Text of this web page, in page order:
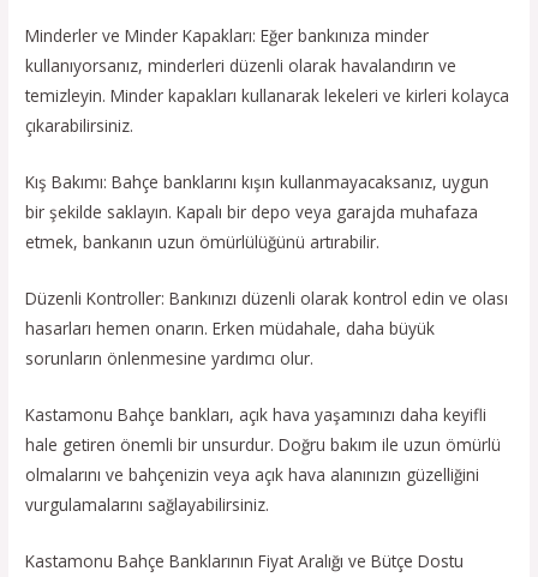
Minderler ve Minder Kapakları: Eğer bankınıza minder
kullanıyorsanız, minderleri düzenli olarak havalandırın ve
temizleyin. Minder kapakları kullanarak lekeleri ve kirleri kolayca
çıkarabilirsiniz.
Kış Bakımı: Bahçe banklarını kışın kullanmayacaksanız, uygun
bir şekilde saklayın. Kapalı bir depo veya garajda muhafaza
etmek, bankanın uzun ömürlülüğünü artırabilir.
Düzenli Kontroller: Bankınızı düzenli olarak kontrol edin ve olası
hasarları hemen onarın. Erken müdahale, daha büyük
sorunların önlenmesine yardımcı olur.
Kastamonu Bahçe bankları, açık hava yaşamınızı daha keyifli
hale getiren önemli bir unsurdur. Doğru bakım ile uzun ömürlü
olmalarını ve bahçenizin veya açık hava alanınızın güzelliğini
vurgulamalarını sağlayabilirsiniz.
Kastamonu Bahçe Banklarının Fiyat Aralığı ve Bütçe Dostu